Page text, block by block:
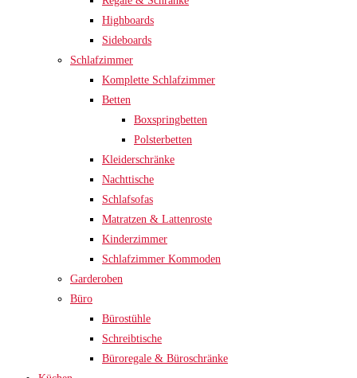
Highboards
Sideboards
Schlafzimmer
Komplette Schlafzimmer
Betten
Boxspringbetten
Polsterbetten
Kleiderschränke
Nachttische
Schlafsofas
Matratzen & Lattenroste
Kinderzimmer
Schlafzimmer Kommoden
Garderoben
Büro
Bürostühle
Schreibtische
Büroregale & Büroschränke